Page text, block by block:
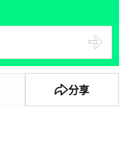
分享